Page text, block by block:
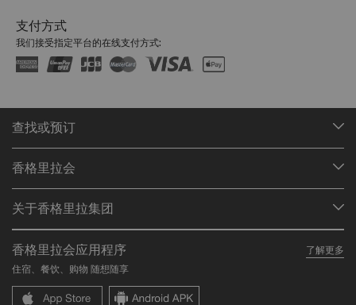
支付方式
我们接受指定平台的在线支付方式:
查找或预订
查找预订
餐厅与酒吧
香格里拉会
加入香格里拉会
常见问题
联络我们
关于香格里拉集团
我们的酒店品牌
香格里拉中心
香格里拉公寓
职业发展
企业社会责任
新闻稿
香格里拉会应用程序
了解更多
住宿、餐饮、购物 随想随享